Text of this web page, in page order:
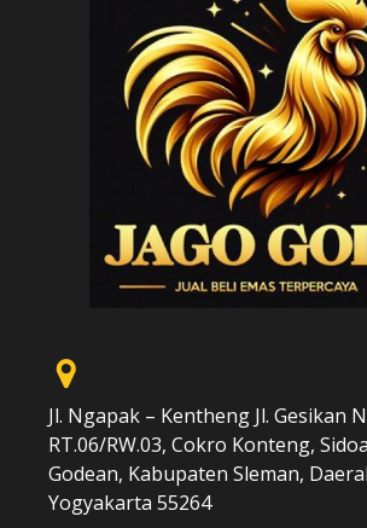
Jl. Ngapak – Kentheng Jl. Gesikan
RT.06/RW.03, Cokro Konteng,
Godean, Kabupaten Sleman,
Yogyakarta 55264